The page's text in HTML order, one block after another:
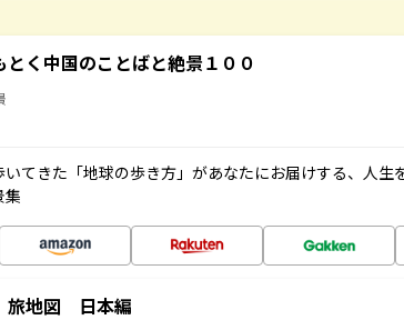
く中国のことばと絶景１００
てきた「地球の歩き方」があなたにお届けする、人生
集
旅地図 日本編